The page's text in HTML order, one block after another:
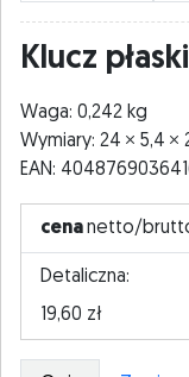
Klucz
Waga: 0,242 kg
Wymiary: 24
5,4
EAN:
cenanetto/
Detaliczna:
19,60 zł